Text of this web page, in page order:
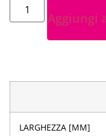
Aggiungi
LARGHEZZA [MM]